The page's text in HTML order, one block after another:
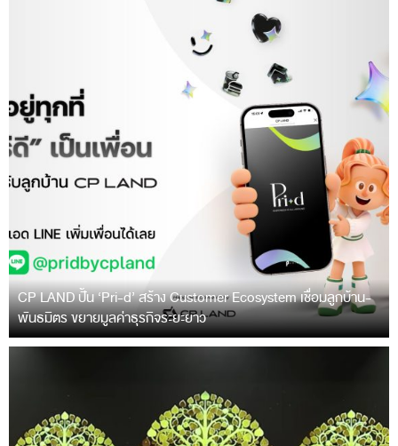
CP LAND ปั้น ‘Pri-d’ สร้าง Customer Ecosystem เชื่อมลูกบ้าน-
พันธมิตร ขยายมูลค่าธุรกิจระยะยาว